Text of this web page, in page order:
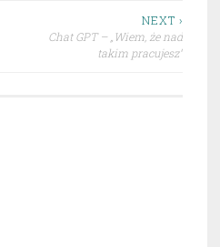
NEXT ›
Chat GPT – „Wiem, że nad
takim pracujesz”